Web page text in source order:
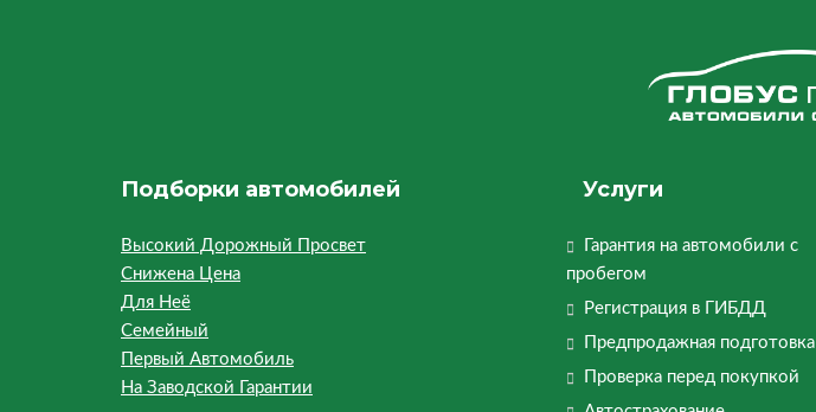
Подборки автомобилей
Высокий Дорожный Просвет
Снижена Цена
Для Неё
Семейный
Первый Автомобиль
На Заводской Гарантии
Услуги
Гарантия на автомобили с
пробегом
Регистрация в ГИБДД
Предпродажная подготовка
Проверка перед покупкой